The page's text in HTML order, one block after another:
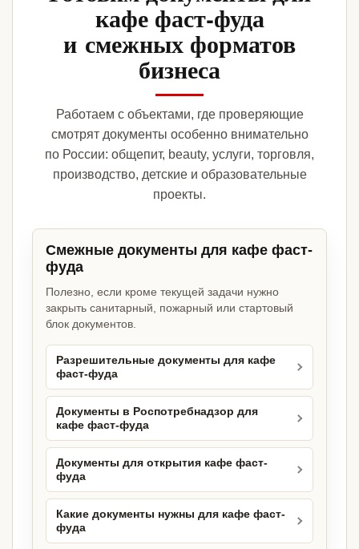
кафе фаст-фуда
и смежных форматов
бизнеса
Работаем с объектами, где проверяющие
смотрят документы особенно внимательно
по России: общепит, beauty, услуги, торговля,
производство, детские и образовательные
проекты.
Смежные документы для кафе фаст-
фуда
Полезно, если кроме текущей задачи нужно
закрыть санитарный, пожарный или стартовый
блок документов.
Разрешительные документы для кафе
фаст-фуда
Документы в Роспотребнадзор для
кафе фаст-фуда
Документы для открытия кафе фаст-
фуда
Какие документы нужны для кафе фаст-
фуда